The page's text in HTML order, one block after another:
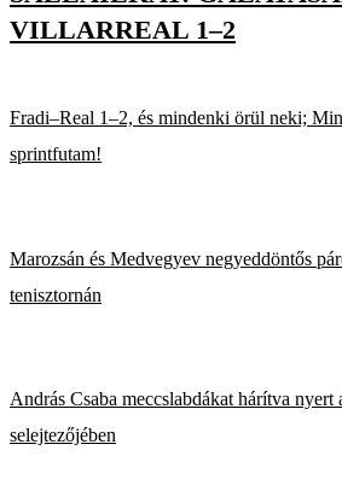
VILLARREAL 1–2
Fradi–Real 1–2, és mindenki örül neki;
sprintfutam!
Marozsán és Medvegyev negyeddöntős
tenisztornán
András Csaba meccslabdákat hárítva
selejtezőjében